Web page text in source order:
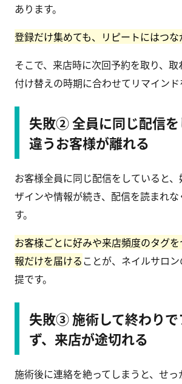
あります。
登録だけ集めても、リピートにはつな
そこで、来店時に次回予約を取り、
付け替えの時期に合わせてリマインド
失敗② 全員に同じ配信を
違うお客様が離れる
お客様全員に同じ配信をしていると
ザインや情報が続き、配信を読まれ
す。
お客様ごとに好みや来店頻度のタグ
報だけを届けることが、ネイルサロ
提です。
失敗③ 施術して終わりで
ず、来店が途切れる
施術後に連絡を絶ってしまうと、せっ